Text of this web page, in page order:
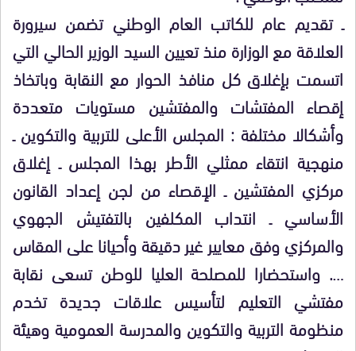
ـ تقديم عام للكاتب العام الوطني تضمن سيرورة
العلاقة مع الوزارة منذ تعيين السيد الوزير الحالي التي
اتسمت بإغلاق كل منافذ الحوار مع النقابة وباتخاذ
إقصاء المفتشات والمفتشين مستويات متعددة
وأشكالا مختلفة : المجلس الأعلى للتربية والتكوين ـ
منهجية انتقاء ممثلي الأطر بهذا المجلس ـ إغلاق
مركزي المفتشين ـ الإقصاء من لجن إعداد القانون
الأساسي ـ انتداب المكلفين بالتفتيش الجهوي
والمركزي وفق معايير غير دقيقة وأحيانا على المقاس
…. واستحضارا للمصلحة العليا للوطن تسعى نقابة
مفتشي التعليم لتأسيس علاقات جديدة تخدم
منظومة التربية والتكوين والمدرسة العمومية وهيئة